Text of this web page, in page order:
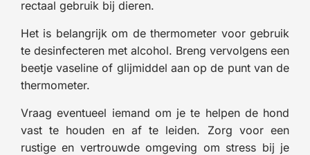
rectaal gebruik bij dieren.
Het is belangrijk om de thermometer voor gebruik
te desinfecteren met alcohol. Breng vervolgens een
beetje vaseline of glijmiddel aan op de punt van de
thermometer.
Vraag eventueel iemand om je te helpen de hond
vast te houden en af te leiden. Zorg voor een
rustige en vertrouwde omgeving om stress bij je